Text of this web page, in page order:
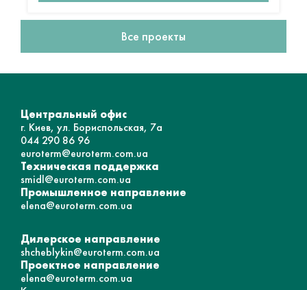
Все проекты
Центральный офис
г. Киев, ул. Бориспольская, 7а
044 290 86 96
euroterm@euroterm.com.ua
Техническая поддержка
smidl@euroterm.com.ua
Промышленное направление
elena@euroterm.com.ua
Дилерское направление
shcheblykin@euroterm.com.ua
Проектное направление
elena@euroterm.com.ua